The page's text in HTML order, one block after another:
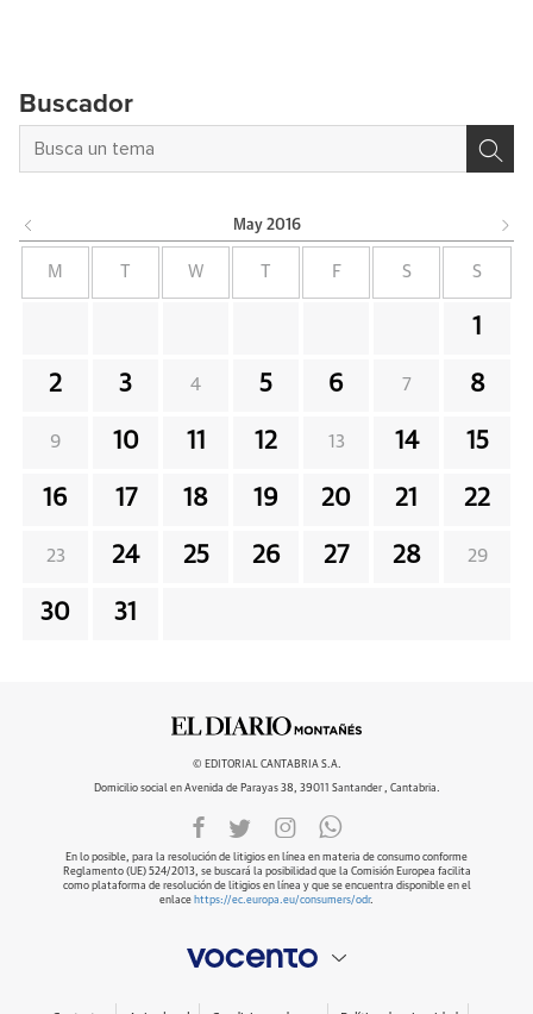
Buscador
May 2016
M W F S S
1
2 3 4 5 6 7 8
9 10 11 12 13 14 15
16 17 18 19 20 21 22
23 24 25 26 27 28 29
30 31
© EDITORIAL CANTABRIA S.A.
Domicilio social en Avenida de Parayas 38, 39011 Santander , Cantabria.
En lo posible, para la resolución de litigios en línea en materia de consumo conforme
Reglamento (UE) 524/2013, se buscará la posibilidad que la Comisión Europea facilita
como plataforma de resolución de litigios en línea y que se encuentra disponible en el
enlace https://ec.europa.eu/consumers/odr.